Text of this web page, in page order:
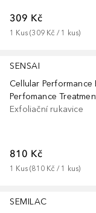
309 Kč
1 Kus (309 Kč / 1 kus)
SENSAI
Exfoliační rukavice
810 Kč
1 Kus (810 Kč / 1 kus)
SEMILAC